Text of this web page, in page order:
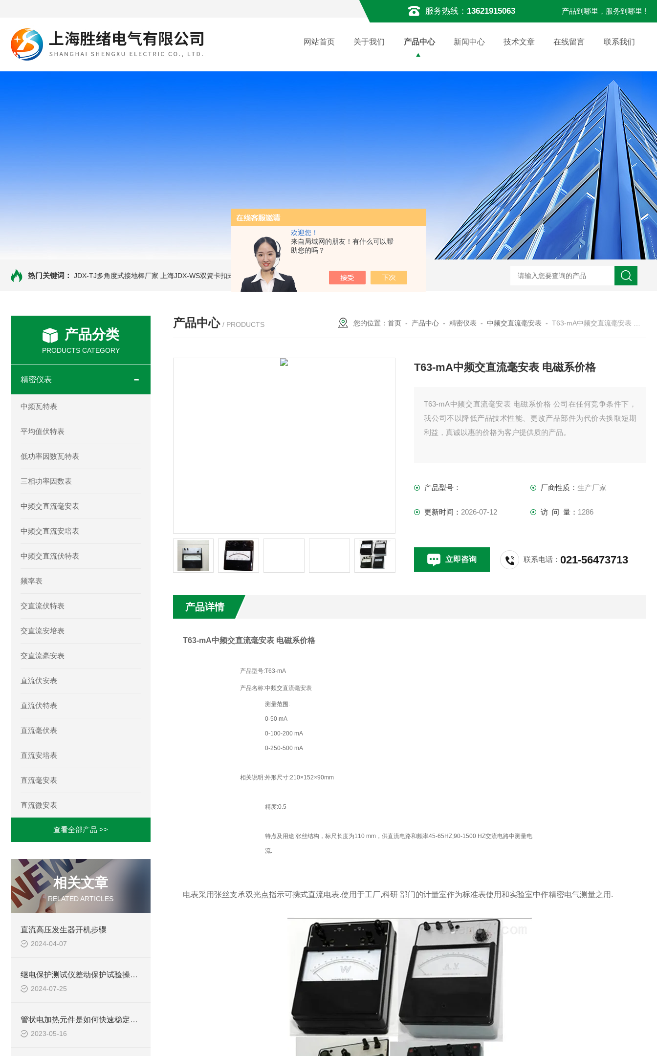
欢迎您！
来自局域网的朋友！有什么可以帮
助您的吗？
服务热线： 13621915063 产品到哪里，服务到哪里 !
网站首页 关于我们 产品中心 新闻中心 技术文章 在线留言 联系我们
热门关键词： JDX-TJ多角度式接地棒厂家 上海JDX-WS双簧卡扣式接地棒 JDX-WL圆口螺旋式（猴头式）接地棒 JDX-S双舌式接地棒价格 HD3400A接地电阻测试仪 S3010数字接地电阻测试仪现货
产品分类
PRODUCTS CATEGORY
精密仪表
中频瓦特表
平均值伏特表
低功率因数瓦特表
三相功率因数表
中频交直流毫安表
中频交直流安培表
中频交直流伏特表
频率表
交直流伏特表
交直流安培表
交直流毫安表
直流伏安表
直流伏特表
直流毫伏表
直流安培表
直流毫安表
直流微安表
查看全部产品 >>
相关文章
RELATED ARTICLES
直流高压发生器开机步骤
2024-04-07
继电保护测试仪差动保护试验操作介绍
2024-07-25
管状电加热元件是如何快速稳定地进行加热的？
2023-05-16
产品中心 / PRODUCTS 您的位置：首页 - 产品中心 -精密仪表 -中频交直流毫安表 -T63-mA中频交直流毫安表 电磁系价格
T63-mA中频交直流毫安表 电磁系价格
T63-mA中频交直流毫安表 电磁系价格 公司在任何竞争条件下，
我公司不以降低产品技术性能、更改产品部件为代价去换取短期
利益，真诚以惠的价格为客户提供质的产品。
产品型号： 厂商性质： 生产厂家
更新时间： 2026-07-12 访 问 量： 1286
立即咨询 联系电话：021-56473713
产品详情
T63-mA中频交直流毫安表 电磁系价格
产品型号:T63-mA
产品名称:中频交直流毫安表
相关说明:
测量范围:
0-50 mA
0-100-200 mA
0-250-500 mA
外形尺寸:210×152×90mm
精度:0.5
特点及用途:张丝结构，标尺长度为110 mm，供直流电路和频率45-65HZ,90-1500 HZ交流电路中测量电
流.
电表采用张丝支承双光点指示可携式直流电表.使用于工厂,科研 部门的计量室作为标准表使用和实验室中作精密电气测量之用.